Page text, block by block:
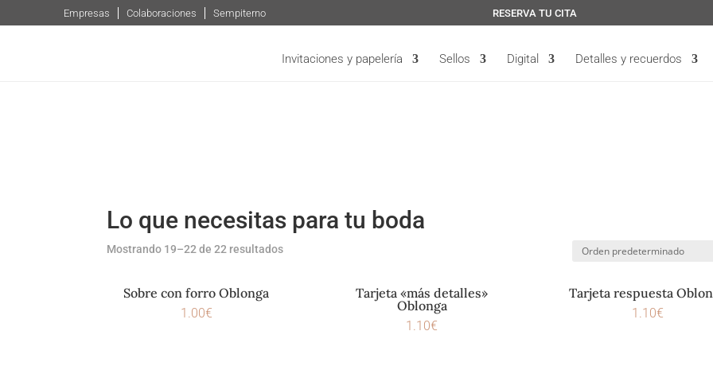
Empresas Colaboraciones Sempiterno RESERVA TU CITA
Invitaciones y papelería Sellos Digital Detalles y recuerdos
Lo que necesitas para tu boda
Mostrando 19–22 de 22 resultados
Sobre con forro Oblonga
1.00€
Tarjeta «más detalles»
Oblonga
1.10€
Tarjeta respuesta
1.10€